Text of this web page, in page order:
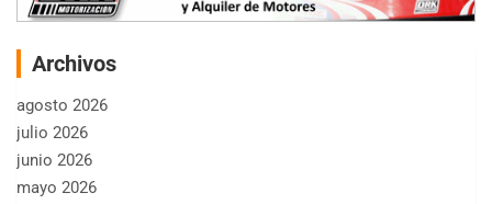
Archivos
agosto 2026
julio 2026
junio 2026
mayo 2026